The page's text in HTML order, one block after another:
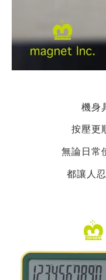
機身
按壓更
無論日常
都讓人